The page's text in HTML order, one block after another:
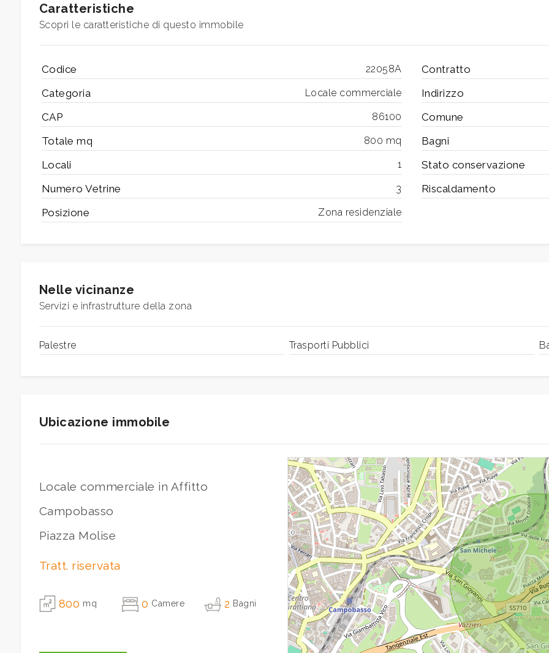
Caratteristiche
Scopri le caratteristiche di questo immobile
Codice 22058A Contratto
Categoria Locale commerciale Indirizzo
CAP 86100 Comune
Totale mq 800 mq Bagni
Locali 1 Stato conservazione
Numero Vetrine 3 Riscaldamento
Posizione Zona residenziale
Nelle vicinanze
Servizi e infrastrutture della zona
Palestre Trasporti Pubblici
Ubicazione immobile
Locale commerciale in Affitto
Campobasso
Piazza Molise
Tratt. riservata
800 mq 0 Camere 2 Bagni
Qualsiasi
Camere
Qualsiasi